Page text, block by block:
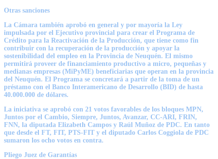
Otras sanciones
La Cámara también aprobó en general y por mayoría la Ley
impulsada por el Ejecutivo provincial para crear el Programa de
Crédito para la Reactivación de la Producción, que tiene como fin
contribuir con la recuperación de la producción y apoyar la
sostenibilidad del empleo en la Provincia de Neuquén. El mismo
permitirá proveer de financiamiento productivo a micro, pequeñas y
medianas empresas (MiPyME) beneficiarias que operan en la provincia
del Neuquén. El Programa se concretará a partir de la toma de un
préstamo con el Banco Interamericano de Desarrollo (BID) de hasta
40.000.000 de dólares.
La iniciativa se aprobó con 21 votos favorables de los bloques MPN,
Juntos por el Cambio, Siempre, Juntos, Avanzar, CC-ARI, FRIN,
FNN, la diputada Elizabeth Campos y Raúl Muñoz de PDC. En tanto
que desde el FT, FIT, PTS-FIT y el diputado Carlos Coggiola de PDC
sumaron los ocho votos en contra.
Pliego Juez de Garantías